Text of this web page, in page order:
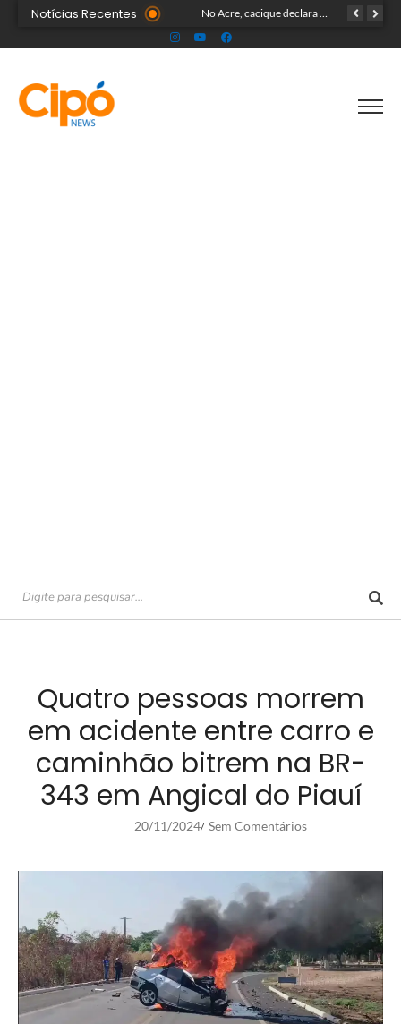
Notícias Recentes
Banda Som & Louvor leva show gospel ao palco da Expoacre nesta sexta Mesmo no ponto facultativo, prefeitura de Cruzeiro do Sul mantém serviços de infraestrutura em vários pontos da cidade
Quatro pessoas morrem
em acidente entre carro e
caminhão bitrem na BR-
343 em Angical do Piauí
20/11/2024/ Sem Comentários